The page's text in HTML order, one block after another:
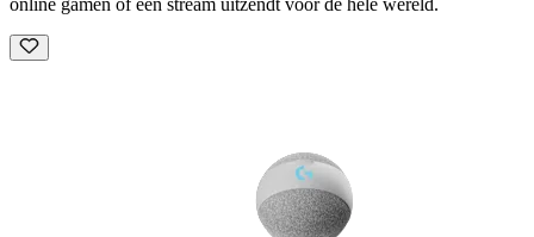
online gamen of een stream uitzendt voor de hele wereld.